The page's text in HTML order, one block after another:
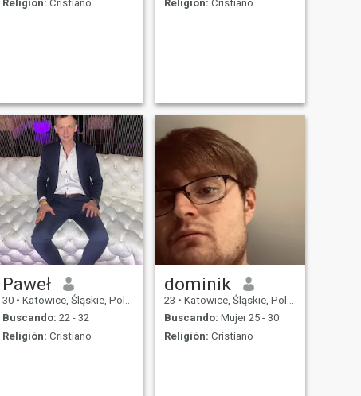
Religión: Cristiano
Religión: Cristiano
Paweł
30 • Katowice, Śląskie, Polonia
Buscando: 22 - 32
Religión: Cristiano
dominik
23 • Katowice, Śląskie, Polonia
Buscando: Mujer 25 - 30
Religión: Cristiano